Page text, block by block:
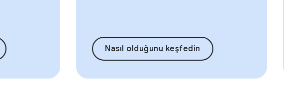
Nasıl olduğunu keşfedin